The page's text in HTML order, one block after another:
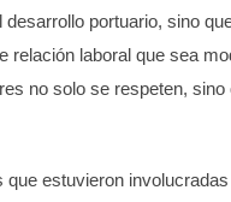
portuario, sino
relación laboral que sea
no solo se respeten, sino
que estuvieron